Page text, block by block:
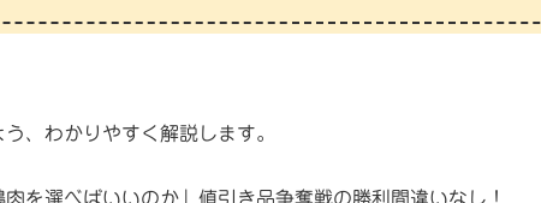
、わかりやすく解説します。
を選べばいいのか」値引き品争奪戦の勝利間違いなし！